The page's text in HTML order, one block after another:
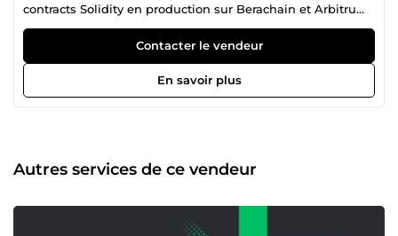
contracts Solidity en production sur Berachain et Arbitrum
— vaults ERC-4626, contrats upgradeables, stratégies
automatisées, infrastructure d'exécution on-chain. Des
contrats qui gèrent des fonds réels, où une erreur ne se
corrige pas après coup. J'y pratique aussi la revue de
sécurité avant déploiement. En trading algorithmique :
PostgreSQL, intégrations de paiement et webhooks —
l'infrastructure qui tient derrière un système financier.
franchement quand une demande sort de mon périmètre.
Contacter le vendeur
En savoir plus
Autres services de ce vendeur